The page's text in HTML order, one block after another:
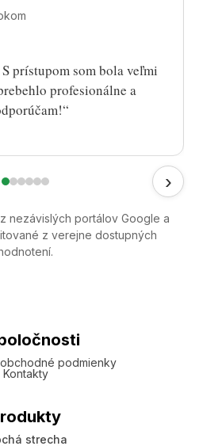
prístupom som bola veľmi
profesionálne a
›
nezávislých portálov Google a
z verejne dostupných
podmienky
Kontakty
strecha